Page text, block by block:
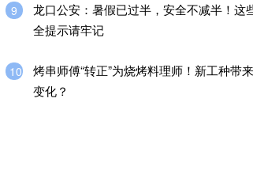
9
龙口公安：暑假已过半，安全不减半！这
全提示请牢记
10
烤串师傅“转正”为烧烤料理师！新工种带
变化？